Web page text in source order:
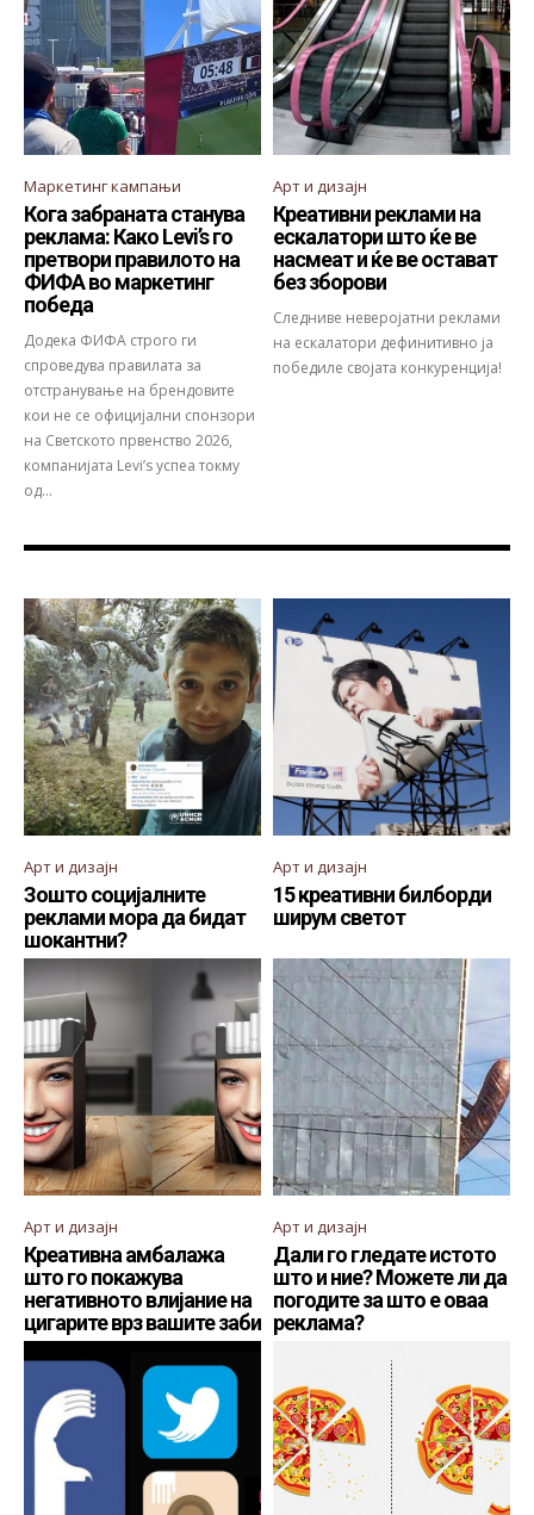
Маркетинг кампањи
Кога забраната станува
реклама: Како Levi’s го
претвори правилото на
ФИФА во маркетинг
победа
Додека ФИФА строго ги
спроведува правилата за
отстранување на брендовите
кои не се официјални спонзори
на Светското првенство 2026,
компанијата Levi’s успеа токму
од...
Арт и дизајн
Креативни реклами на
ескалатори што ќе ве
насмеат и ќе ве остават
без зборови
Следниве неверојатни реклами
на ескалатори дефинитивно ја
победиле својата конкуренција!
Арт и дизајн
Зошто социјалните
реклами мора да бидат
шокантни?
Арт и дизајн
15 креативни билборди
ширум светот
Арт и дизајн
Креативна амбалажа
што го покажува
негативното влијание на
цигарите врз вашите заби
Арт и дизајн
Дали го гледате истото
што и ние? Можете ли да
погодите за што е оваа
реклама?